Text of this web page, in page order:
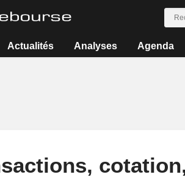
Actualités Analyses Agenda